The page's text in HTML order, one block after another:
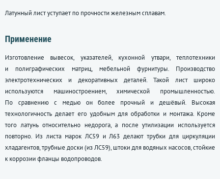
Латунный лист уступает по прочности железным сплавам.
Применение
Изготовление вывесок, указателей, кухонной утвари, теплотехники
и полиграфических матриц, мебельной фурнитуры. Производство
электротехнических и декоративных деталей. Такой лист широко
используются машиностроением, химической промышленностью.
По сравнению с медью он более прочный и дешёвый. Высокая
технологичность делает его удобным для обработки и монтажа. Кроме
того латунь относительно недорога, а после утилизации используется
повторно. Из листа марок ЛС59 и Л63 делают трубки для циркуляции
хладагентов, трубные доски (из ЛС59), штоки для водяных насосов, стойкие
к коррозии фланцы водопроводов.